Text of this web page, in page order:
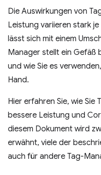
Die Auswirkungen von
Leistung variieren stark
lässt sich mit einem
Manager stellt ein Gefäß
und wie Sie es
Hand.
Hier erfahren Sie, wie
bessere Leistung und
diesem Dokument wird
erwähnt, viele der
auch für andere Tag-